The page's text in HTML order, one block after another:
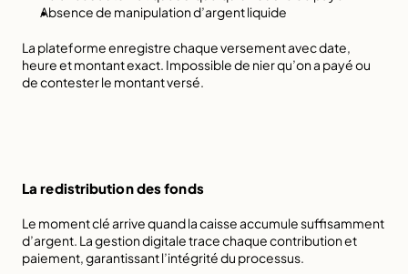
Absence de manipulation d’argent liquide
La plateforme enregistre chaque versement avec date,
heure et montant exact. Impossible de nier qu’on a payé ou
de contester le montant versé.
La redistribution des fonds
Le moment clé arrive quand la caisse accumule suffisamment
d’argent. La gestion digitale trace chaque contribution et
paiement, garantissant l’intégrité du processus.